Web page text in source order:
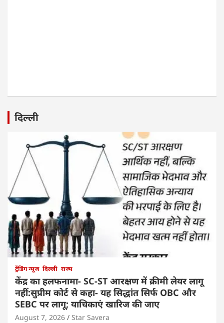
दिल्ली
ट्रेंडिंग न्यूज दिल्ली राज्य
केंद्र का हलफनामा- SC-ST आरक्षण में क्रीमी लेयर लागू
नहीं:सुप्रीम कोर्ट से कहा- यह सिद्धांत सिर्फ OBC और
SEBC पर लागू; याचिकाएं खारिज की जाए
August 7, 2026 Star Savera